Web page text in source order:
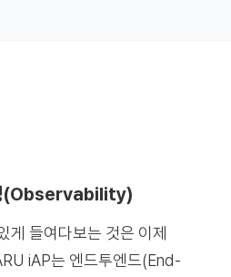
(Observability)
게 들여다보는 것은 이제
iAP는 엔드투엔드(End-